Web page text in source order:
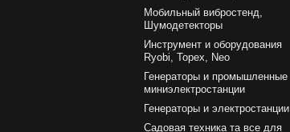
Мобильный вибростенд,
Шумодетекторы
Инструмент и оборудования
Ryobi, Topex, Neo
Генераторы и промышленные
миниэлектростанции
Генераторы и электростанции
Садовая техника та все для